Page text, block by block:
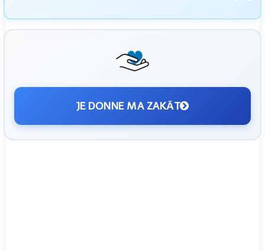
JE DONNE MA ZAKĀT